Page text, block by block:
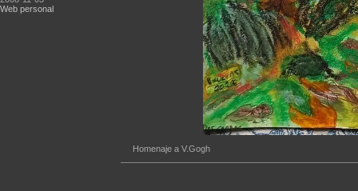
Web personal
Homenaje a V.Gogh